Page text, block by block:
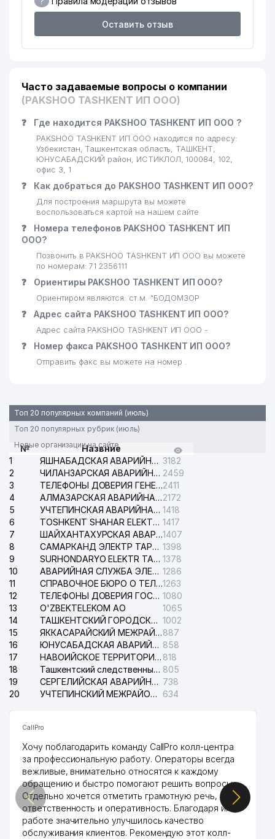
17
ГОСУДАРСТВЕННЫЙ
ТЕННИСНЫЙ КЛУБ
924 м
АКАН УЗБЕКСКО-ТУРЕЦКОЕ СП
19 INFO SEMANTIK ООО 938 м
Оставить отзыв
Часто задаваемые вопросы о компании
(PAKSHOO TASHKENT ИП ООО)
❓ Где находится PAKSHOO TASHKENT ИП ООО ?
PAKSHOO TASHKENT ИП ООО находится по адресу:
Узбекистан, Ташкентская область, ТАШКЕНТ,
ЮНУСАБАДСКИЙ район, ИСТИКЛОЛ, 100084, 102,
офис 3, 1
❓ Как добраться до PAKSHOO TASHKENT ИП ООО?
Для построения маршрута вы можете
воспользоваться картой на нашем сайте
❓
Номера телефонов PAKSHOO TASHKENT ИП
ООО?
Позвонить в PAKSHOO TASHKENT ИП ООО вы можете
по номерам: 71 2356111
❓ Ориентиры PAKSHOO TASHKENT ИП ООО?
Ориентиром являются: ст.м. "БОДОМЗОР
❓ Адрес сайта PAKSHOO TASHKENT ИП ООО?
Адрес сайта PAKSHOO TASHKENT ИП ООО -
❓ Номер факса PAKSHOO TASHKENT ИП ООО?
Отправить факс вы можете на номер .
Топ 20 популярных компаний (июль)
Топ 20 популярных рубрик (июль)
Новые организации на сайте
№
Назвние
1
ЯШНАБАДСКАЯ АВАРИЙНАЯ СЛУЖБА ЭЛЕКТРОСЕТИ 3182
2
ЧИЛАНЗАРСКАЯ АВАРИЙНАЯ СЛУЖБА ЭЛЕКТРОСЕТИ 2459
3
ТЕЛЕФОНЫ ДОВЕРИЯ ГЕНЕРАЛЬНОЙ ПРОКУРАТУРЫ РЕСПУБЛИКИ УЗБЕКИСТАН2411
4
АЛМАЗАРСКАЯ АВАРИЙНАЯ СЛУЖБА ЭЛЕКТРОСЕТИ2172
5
УЧТЕПИНСКАЯ АВАРИЙНАЯ СЛУЖБА ЭЛЕКТРОСЕТИ 1418
6
TOSHKENT SHAHAR ELEKTR TARMOQLARI KORXONASI АО 1417
7
ШАЙХАНТАХУРСКАЯ АВАРИЙНАЯ СЛУЖБА ЭЛЕКТРОСЕТИ1407
8
САМАРКАНД ЭЛЕКТР ТАРМОКЛАРИ АО 1398
9
SURHONDARYO ELEKTR TARMOKLARI АО 1378
10
АВАРИЙНАЯ СЛУЖБА ЭЛЕКТРОСЕТИ ТАШКЕНТСКОГО РАЙОНА 1286
11
СПРАВОЧНОЕ БЮРО О ТЕЛЕФОНАХ ОРГАНИЗАЦИЙ г. ТАШКЕНТА1263
12
ТЕЛЕФОНЫ ДОВЕРИЯ ГОСУДАРСТВЕННОГО ЦЕНТРА ТЕСТИРОВАНИЯ 1080
13
O'ZBEKTELEKOM АО
1065
14
ТАШКЕНТСКИЙ ГОРОДСКОЙ СУД ПО ГРАЖДАНСКИМ ДЕЛАМ 1002
15
ЯККАСАРАЙСКИЙ МЕЖРАЙОННЫЙ СУД ПО ГРАЖДАНСКИМ ДЕЛАМ887
16
ЮНУСАБАДСКАЯ АВАРИЙНАЯ СЛУЖБА ЭЛЕКТРОСЕТИ 858
17
НАВОИЙСКОЕ ТЕРРИТОРИАЛЬНОЕ ПРЕДПРИЯТИЕ ЭЛЕКТРОСЕТИ АО 818
18
Ташкентский следственный изолятор 805
19
СЕРГЕЛИЙСКАЯ АВАРИЙНАЯ СЛУЖБА ЭЛЕКТРОСЕТИ 738
20
УЧТЕПИНСКИЙ МЕЖРАЙОННЫЙ СУД ПО ГРАЖДАНСКИМ ДЕЛАМ 634
CallPro
Хочу поблагодарить команду CallPro колл-центра
за профессиональную работу. Операторы всегда
вежливые, внимательно относятся к каждому
обращению и быстро помогают решить вопросы.
Отдельно хочется отметить грамотную речь,
ответственность и оперативность. Благодаря их
работе значительно улучшилось качество
обслуживания клиентов. Рекомендую этот колл-